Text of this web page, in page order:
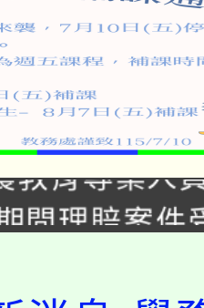
教案入校路
教育專業人
間理賠案件